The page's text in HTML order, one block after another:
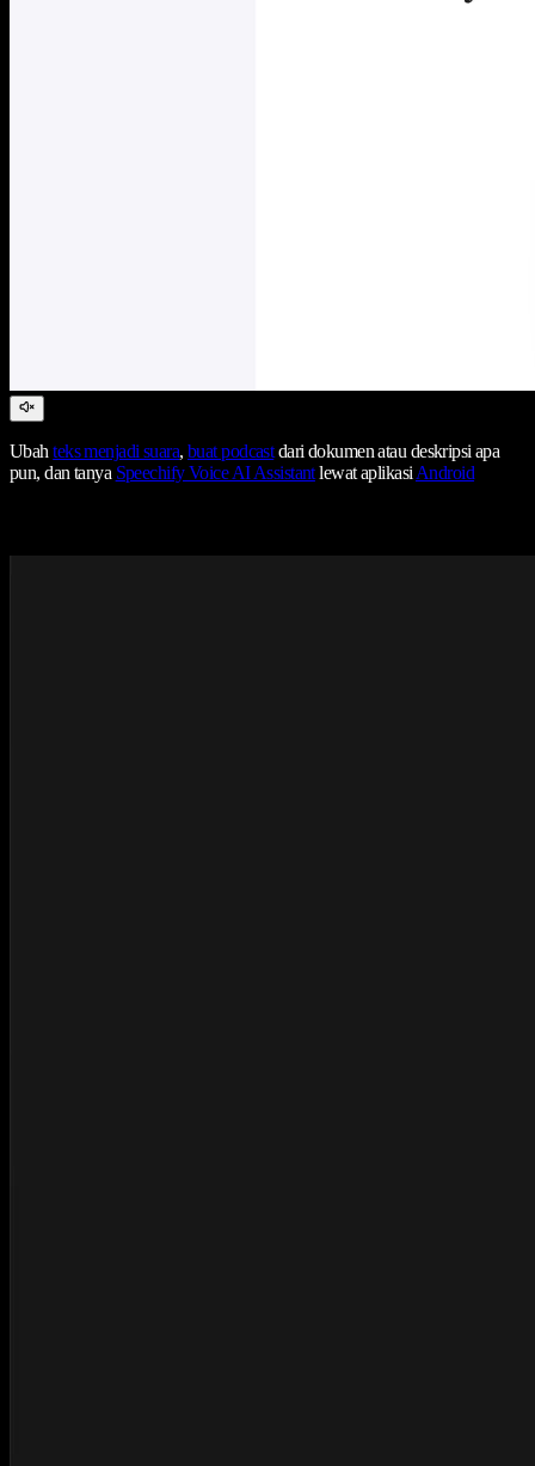
Ubahteks menjadi suara,buat podcastdari dokumen atau deskripsi apa
pun, dan tanya Speechify Voice AI Assistantlewat aplikasiAndroid